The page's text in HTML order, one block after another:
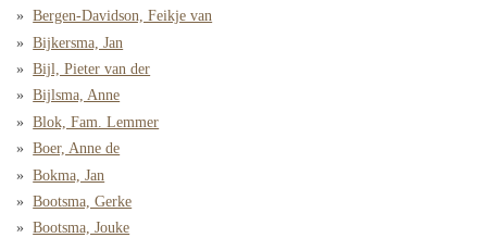
Bergen-Davidson, Feikje van
Bijkersma, Jan
Bijl, Pieter van der
Bijlsma, Anne
Blok, Fam. Lemmer
Boer, Anne de
Bokma, Jan
Bootsma, Gerke
Bootsma, Jouke